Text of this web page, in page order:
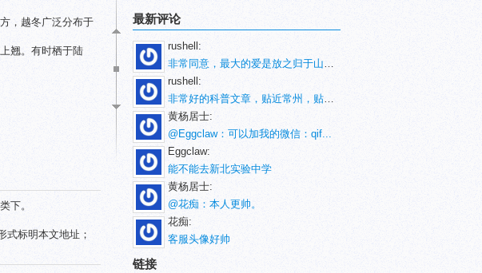
，越冬广泛分布于
翘。有时栖于陆
下。
式标明本文地址；
最新评论
rushell:
非常同意，最大的爱是放之归于山林。
rushell:
非常好的科普文章，贴近常州，贴近生活！
黄杨居士:
@Eggclaw：可以加我的微信：qif...
Eggclaw:
能不能去新北实验中学
黄杨居士:
@花痴：本人更帅。
花痴:
客服头像好帅
链接